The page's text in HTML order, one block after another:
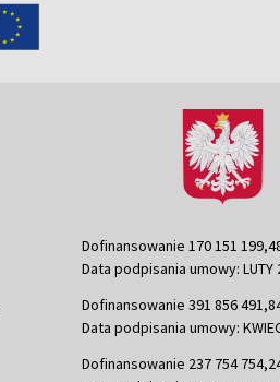
Dofinansowanie 170 151
Data podpisania umowy: LUTY
Dofinansowanie 391 856
Data podpisania umowy:
Dofinansowanie 237 754